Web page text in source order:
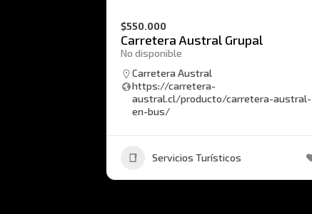
$550.000
Carretera Austral Grupal
No disponible
Carretera Austral
https://carretera-
austral.cl/producto/carretera-austral-
en-bus/
Servicios Turísticos